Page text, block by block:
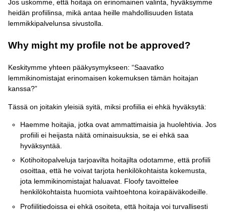
Jos uskomme, että hoitaja on erinomainen valinta, hyväksymme
heidän profiilinsa, mikä antaa heille mahdollisuuden listata
lemmikkipalvelunsa sivustolla.
Why might my profile not be approved?
Keskitymme yhteen pääkysymykseen: “Saavatko
lemmikinomistajat erinomaisen kokemuksen tämän hoitajan
kanssa?”
Tässä on joitakin yleisiä syitä, miksi profiilia ei ehkä hyväksytä:
Haemme hoitajia, jotka ovat ammattimaisia ja huolehtivia. Jos
profiili ei heijasta näitä ominaisuuksia, se ei ehkä saa
hyväksyntää.
Kotihoitopalveluja tarjoavilta hoitajilta odotamme, että profiili
osoittaa, että he voivat tarjota henkilökohtaista kokemusta,
jota lemmikinomistajat haluavat. Floofy tavoittelee
henkilökohtaista huomiota vaihtoehtona koirapäiväkodeille.
Profiilitiedoissa ei ehkä osoiteta, että hoitaja voi turvallisesti